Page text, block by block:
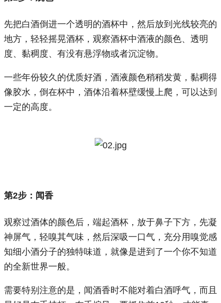
先把白酒倒进一个透明的酒杯中，然后放到光线较亮的
地方，轻轻摇晃酒杯，观察酒杯中酒液的颜色、透明
度、黏稠度、有没有悬浮物或者沉淀物。
一些年份较久的优质好酒，酒液颜色稍稍发黄，黏稠得
像胶水，倒在杯中，酒体沿着杯壁缓慢上爬，可以达到
一定的高度。
第2步：闻香
观察过酒体的颜色后，端起酒杯，放于鼻子下方，先凝
神屏气，轻嗅其气味，然后深吸一口气，充分用嗅觉感
知细小酒分子的独特味道，就像是进到了一个你不知道
的全新世界一般。
需要特别注意的是，闻酒香时不能对着白酒呼气，而且